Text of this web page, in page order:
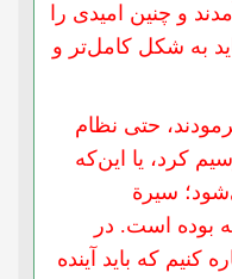
و چنین امیدی را
به شکل کامل‌تر و
حتی نظام
کرد، یا این‌که
سیرة
بوده است. در
کنیم که باید آینده